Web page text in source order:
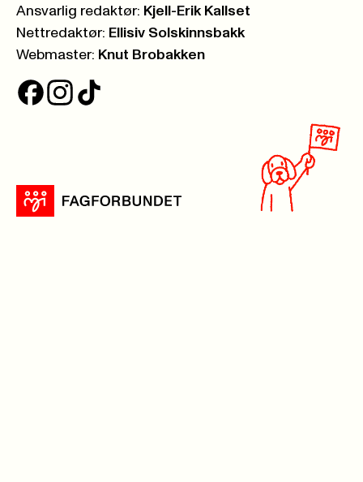
Ansvarlig redaktør: Kjell-Erik Kallset
Nettredaktør: Ellisiv Solskinnsbakk
Webmaster: Knut Brobakken